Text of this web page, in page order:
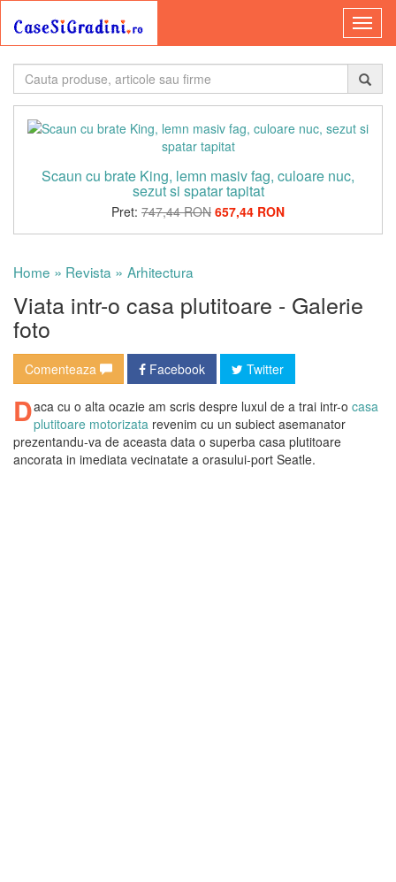
Scaun cu brate King, lemn masiv fag, culoare nuc,
sezut si spatar tapitat
Pret: 747,44 RON 657,44 RON
Home » Revista » Arhitectura
Viata intr-o casa plutitoare - Galerie
foto
Comenteaza Facebook Twitter
Daca cu o alta ocazie am scris despre luxul de a trai intr-o casa
plutitoare motorizata revenim cu un subiect asemanator
prezentandu-va de aceasta data o superba casa plutitoare
ancorata in imediata vecinatate a orasului-port Seatle.